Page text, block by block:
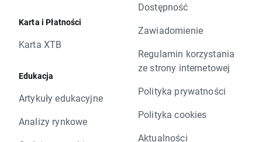
Karta i Płatności
Karta XTB
Edukacja
Artykuły edukacyjne
Analizy rynkowe
Dostępność
Zawiadomienie
Regulamin korzystania
ze strony internetowej
Polityka prywatności
Polityka cookies
Aktualności